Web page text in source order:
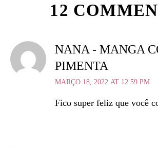
12
NANA - MANGA
PIMENTA
MARÇO 18, 2022 AT 12:59 PM
Fico super feliz que você